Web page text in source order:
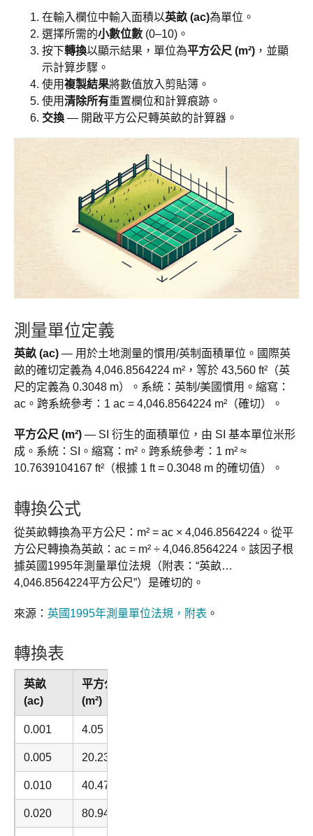
在輸入欄位中輸入面積以英畝 (ac)為單位。
選擇所需的小數位數 (0–10)。
按下轉換以顯示結果，單位為平方公尺 (m²) ，並顯
示計算步驟。
使用複製結果將數值放入剪貼簿。
使用清除所有重置欄位和計算痕跡。
交換 — 開啟平方公尺轉英畝的計算器。
測量單位定義
英畝 (ac) — 用於土地測量的慣用/英制面積單位。國際英
畝的確切定義為 4,046.8564224 m²，等於 43,560 ft²（英
尺的定義為 0.3048 m）。系統：英制/美國慣用。縮寫：
ac。跨系統參考：1 ac = 4,046.8564224 m²（確切）。
平方公尺 (m²) — SI 衍生的面積單位，由 SI 基本單位米形
成。系統：SI。縮寫：m²。跨系統參考：1 m² ≈
10.7639104167 ft²（根據 1 ft = 0.3048 m 的確切值）。
轉換公式
從英畝轉換為平方公尺：m² = ac × 4,046.8564224。從平
方公尺轉換為英畝：ac = m² ÷ 4,046.8564224。該因子根
據英國1995年測量單位法規（附表：“英畝…
4,046.8564224平方公尺”）是確切的。
來源： 英國1995年測量單位法規，附表 。
轉換表
英畝
(ac)
平方公尺
(m²)
0.001 4.05
0.005 20.23
0.010 40.47
0.020 80.94